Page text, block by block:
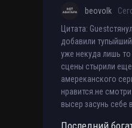
beovolk
Цитата:
добавили
уже некуда лишь
сцены стырили еще
амереканского
нравится.не
высер засунь себе